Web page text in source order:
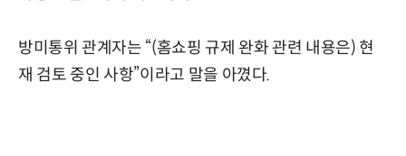
방미통위 관계자는 “(홈쇼핑 규제 완화 관련 내용은) 현
재 검토 중인 사항”이라고 말을 아꼈다.